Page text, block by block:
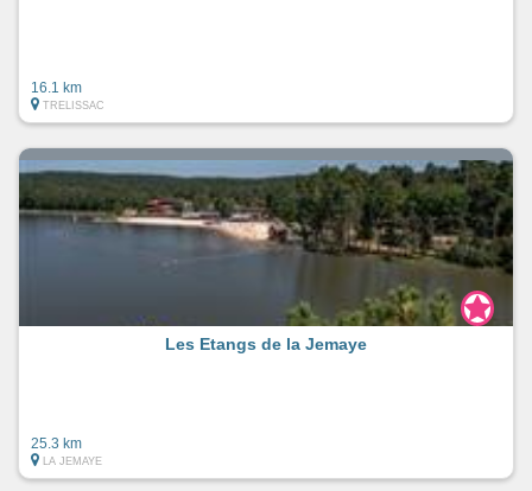
16.1 km
TRELISSAC
Les Etangs de la Jemaye
25.3 km
LA JEMAYE